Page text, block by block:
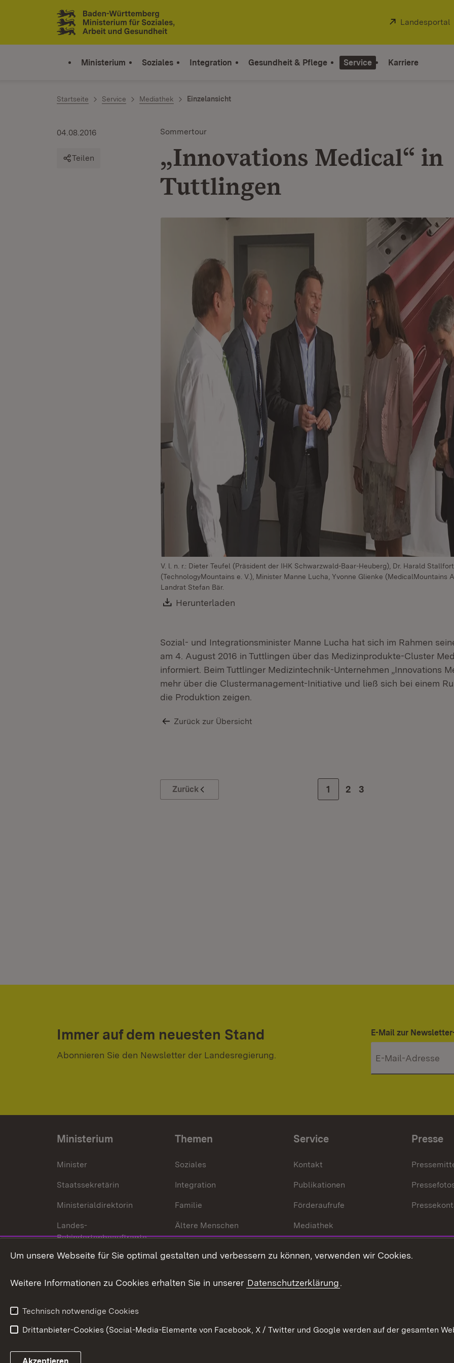
Zum Inhalt springen
Link zur Startseite
Extern:
Landesportal
Ministerium Soziales Integration Gesundheit & Pflege Service Karriere
Startseite Service Mediathek Einzelansicht
Sommertour
„Innovations Medical“ in
Tuttlingen
04.08.2016
Teilen
V. l. n. r.: Dieter Teufel (Präsident der IHK Schwarzwald-Baar-Heuberg), Dr. Harald
(TechnologyMountains e. V.), Minister Manne Lucha, Yvonne Glienke (MedicalMountains
Landrat Stefan Bär.
Download:
Herunterladen
Sozial- und Integrationsminister Manne Lucha hat sich im Rahmen
am 4. August 2016 in Tuttlingen über das Medizinprodukte-Cluster
informiert. Beim Tuttlinger Medizintechnik-Unternehmen „Innovations
mehr über die Clustermanagement-Initiative und ließ sich bei einem
die Produktion zeigen.
Zurück zur Übersicht
Zurück Zur Seite
1 Zur Seite
2 Zur letzten Seite
3
Immer auf dem neuesten Stand
Abonnieren Sie den Newsletter der Landesregierung.
E-Mail zur
Ministerium
Minister
Staatssekretärin
Ministerialdirektorin
Landes-
Behindertenbeauftragte
Bürgerreferent
Karriere
Themen
Soziales
Integration
Familie
Ältere Menschen
Behinderungen
Bürgerengagement
Service
Kontakt
Publikationen
Förderaufrufe
Mediathek
Presse
Link zum Landesportal
Um unsere Webseite für Sie optimal gestalten und verbessern zu können, verwenden wir Cookies.
Weitere Informationen zu Cookies erhalten Sie in unserer Datenschutzerklärung.
Technisch notwendige Cookies
Drittanbieter-Cookies (Social-Media-Elemente von Facebook, X / Twitter und Google werden auf der gesamten